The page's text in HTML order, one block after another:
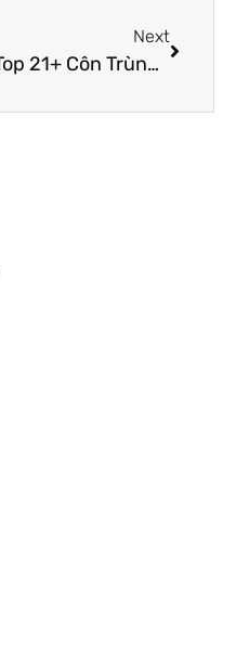
Next
Top 21+ Côn Trùng Gây Hại Cây Trồng Thường Gặp Nhất